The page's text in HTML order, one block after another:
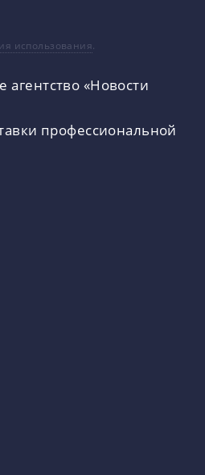
использования.
«Новости
профессиональной